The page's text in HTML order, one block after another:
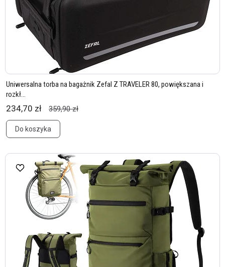
Uniwersalna torba na bagażnik Zefal Z TRAVELER 80, powiększana i
rozkł...
234,70 zł 359,90 zł
Do koszyka